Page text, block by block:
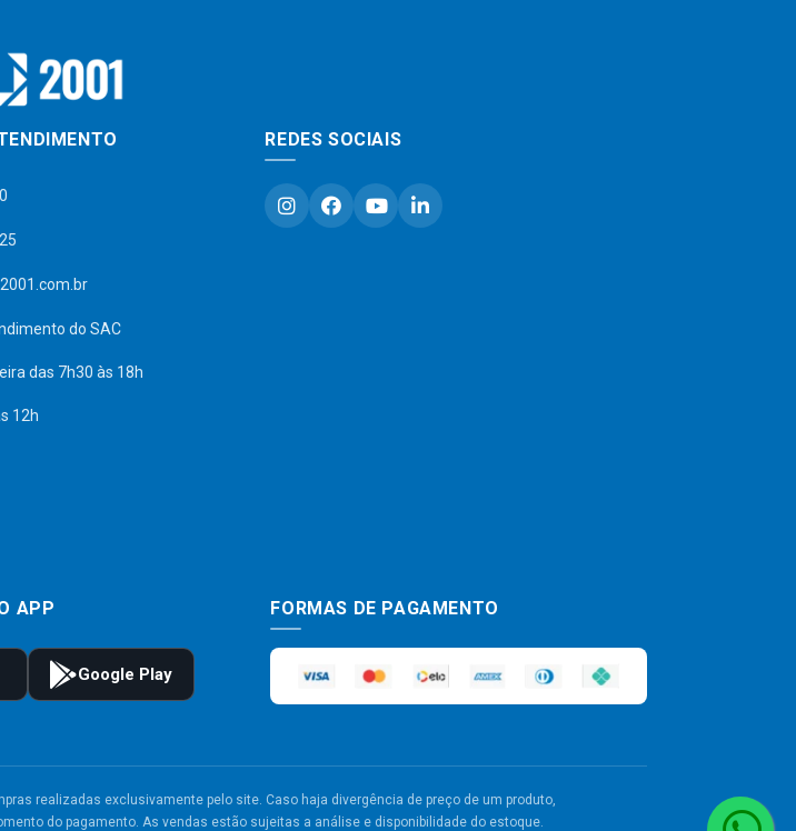
do SAC
das 7h30 às 18h
12h
REDES SOCIAIS
APP FORMAS DE PAGAMENTO
realizadas exclusivamente pelo site. Caso haja divergência de preço de um produto,
do pagamento. As vendas estão sujeitas a análise e disponibilidade do estoque.